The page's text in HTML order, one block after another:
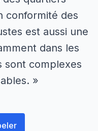
conformité des
est aussi une
dans les
sont complexes
»